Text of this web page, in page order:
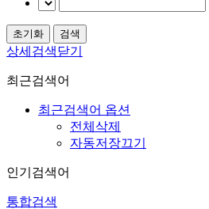
상세검색닫기
최근검색어
최근검색어 옵션
전체삭제
자동저장끄기
인기검색어
통합검색